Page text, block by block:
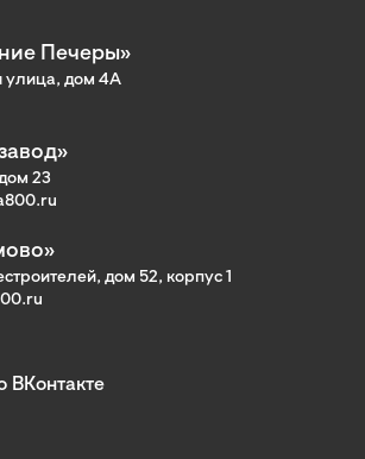
Печеры»
улица, дом 4А
23
дом 52, корпус 1
ВКонтакте